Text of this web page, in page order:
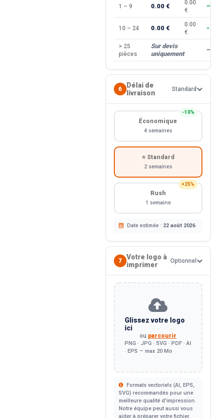
1 – 9 0.00 €
0.00
€
—
10 – 24 0.00 €
0.00
€
> 25
pièces
Sur devis
uniquement
—
6
Délai de
livraison
Standard
−10%
Économique
4 semaines
⭐ Standard
2 semaines
+25%
Rush
1 semaine
Date estimée : 22 août 2026
7
Votre logo à
imprimer
Optionnel
Glissez votre logo
ici
ou parcourir
PNG · JPG · SVG · PDF · AI
· EPS — max 20 Mo
Formats vectoriels (AI, EPS,
SVG) recommandés pour une
meilleure qualité d'impression.
Notre équipe peut aussi vous
aider à préparer votre fichier.